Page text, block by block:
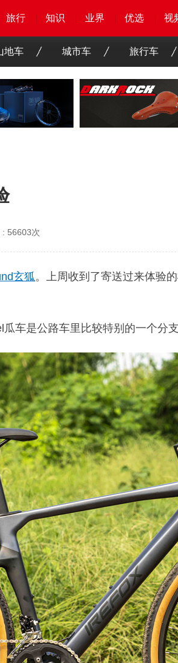
旅行 知识 业界 优选 骑
旅行 知识 业界 优选 骑
旅行 知识 业界 优选 视
旅行 知识 业界 优选 视
地车 城市车 旅行车
: 56603次
玄狐。上周收到了寄送过来体验
车是公路车里比较特别的一个分